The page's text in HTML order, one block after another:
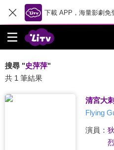
下載 APP，海量影劇免
搜尋 "史萍萍"
共 1 筆結果
清宮大
Flying
演員：
烈